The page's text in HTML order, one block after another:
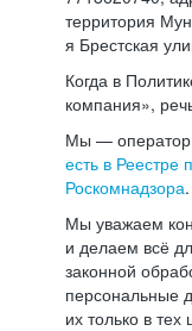
территория
я Брестская
Когда в
компания»,
Мы — оператор
есть в Реестре
Роскомнадзора.
Мы уважаем
и делаем всё
законной
персональные
их только в